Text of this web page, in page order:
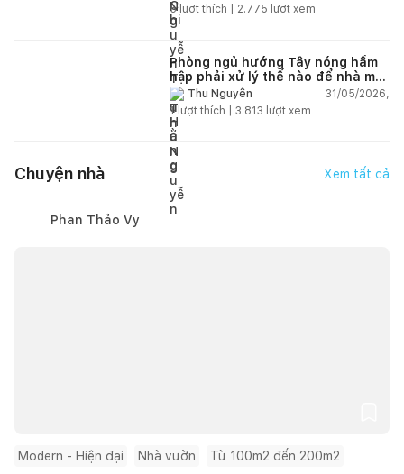
5lượt thích | 2.775 lượt xem
Phòng ngủ hướng Tây nóng hầm
hập phải xử lý thế nào để nhà mát
hơn?Thu Nguyễn
31/05/2026,
1lượt thích | 3.813 lượt xem
Chuyện nhà Xem tất cả
Phan Thảo Vy
Modern - Hiện đại Nhà vườn Từ 100m2 đến 200m2